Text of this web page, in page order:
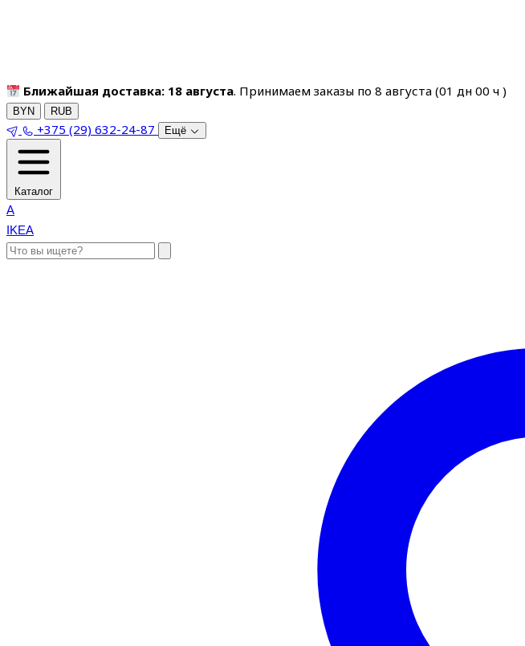
Ближайшая доставка: 18 августа. Принимаем заказы по 8 августа (01 дн00 ч)
BYN RUB
+375 (29) 632-24-87 Ещё
Каталог
A
IKEA